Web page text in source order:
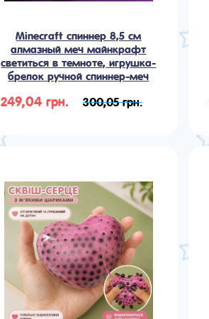
Minecraft спиннер 8,5 см
алмазный меч майнкрафт
светиться в темноте, игрушка-
брелок ручной спиннер-меч
249,04 грн. 300,05 грн.